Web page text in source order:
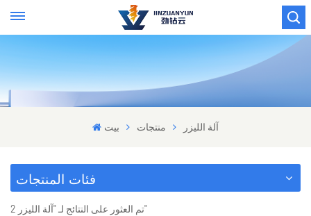
بيت منتجات آلة الليزر
فئات المنتجات
2 تم العثور على النتائج لـ "آلة الليزر"